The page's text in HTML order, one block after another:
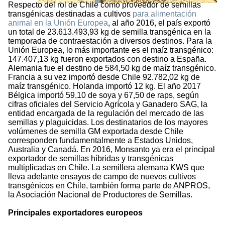
Respecto del rol de Chile como proveedor de semillas
transgénicas destinadas a cultivos para alimentación
animal en la Unión Europea, al año 2016, el país exportó
un total de 23.613.493,93 kg de semilla transgénica en la
temporada de contraestación a diversos destinos. Para la
Unión Europea, lo más importante es el maíz transgénico:
147.407,13 kg fueron exportados con destino a España.
Alemania fue el destino de 584,50 kg de maíz transgénico.
Francia a su vez importó desde Chile 92.782,02 kg de
maíz transgénico. Holanda importó 12 kg. El año 2017
Bélgica importó 59,10 de soya y 67,50 de raps, según
cifras oficiales del Servicio Agrícola y Ganadero SAG, la
entidad encargada de la regulación del mercado de las
semillas y plaguicidas. Los destinatarios de los mayores
volúmenes de semilla GM exportada desde Chile
corresponden fundamentalmente a Estados Unidos,
Australia y Canadá. En 2016, Monsanto ya era el principal
exportador de semillas híbridas y transgénicas
multiplicadas en Chile. La semillera alemana KWS que
lleva adelante ensayos de campo de nuevos cultivos
transgénicos en Chile, también forma parte de ANPROS,
la Asociación Nacional de Productores de Semillas.
Principales exportadores europeos